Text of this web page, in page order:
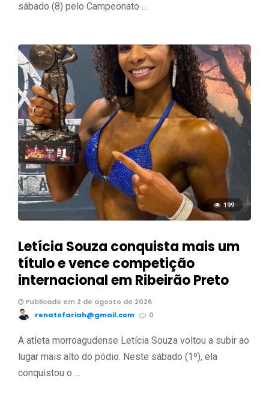
sábado (8) pelo Campeonato …
199
Letícia Souza conquista mais um
título e vence competição
internacional em Ribeirão Preto
Publicado em 2 de agosto de 2026
renatofariah@gmail.com
0
A atleta morroagudense Letícia Souza voltou a subir ao
lugar mais alto do pódio. Neste sábado (1º), ela
conquistou o …